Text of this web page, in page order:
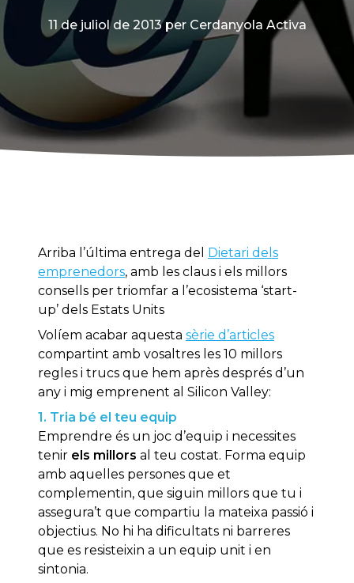
11 de juliol de 2013 per Cerdanyola Activa
Arriba l’última entrega del Dietari dels
emprenedors, amb les claus i els millors
consells per triomfar a l’ecosistema ‘start-
up’ dels Estats Units
Volíem acabar aquesta sèrie d’articles
compartint amb vosaltres les 10 millors
regles i trucs que hem après després d’un
any i mig emprenent al Silicon Valley:
1. Tria bé el teu equip
Emprendre és un joc d’equip i necessites
tenir els millors al teu costat. Forma equip
amb aquelles persones que et
complementin, que siguin millors que tu i
assegura’t que compartiu la mateixa passió i
objectius. No hi ha dificultats ni barreres
que es resisteixin a un equip unit i en
sintonia.